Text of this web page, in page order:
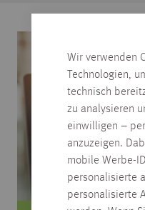
Wir verwenden
Technologien,
technisch
zu analysieren
einwilligen –
anzuzeigen.
mobile Werbe-
personalisierte
personalisierte